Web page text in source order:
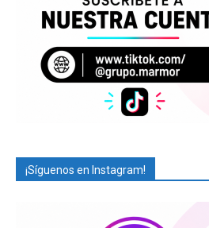
¡Síguenos en Instagram!